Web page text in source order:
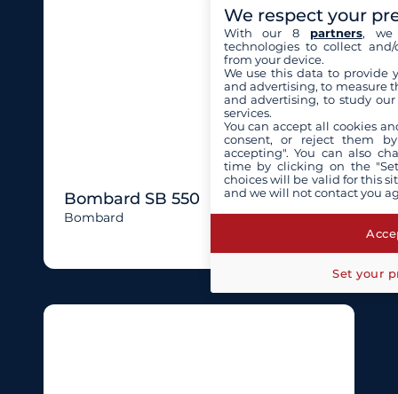
Bombard SB 550
Bombard
We respect your
With our 8 partners, we
technologies to collect
from your device.
We use this data to provide
and advertising, to measure
and advertising, to study
services.
You can accept all cookies
consent, or reject them
accepting". You can also
time by clicking on the
choices will be valid for this
and we will not contact you
Set your